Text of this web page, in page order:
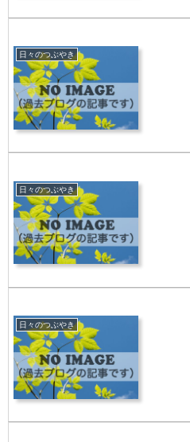
日々のつぶやき
日々のつぶやき
日々のつぶやき